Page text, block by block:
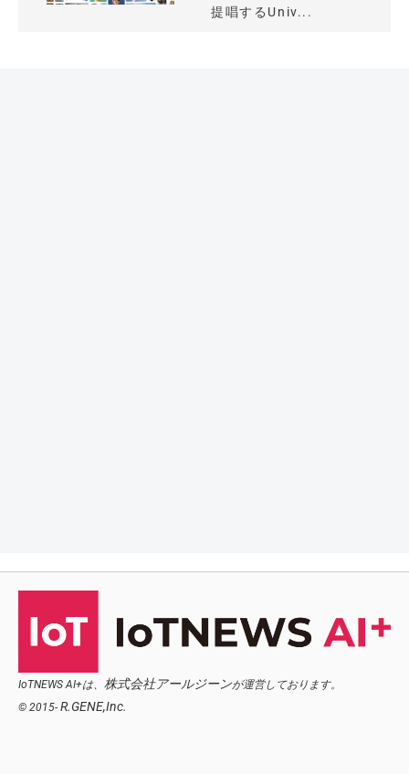
提唱するUniv...
IoTNEWS AI+は、 株式会社アールジーンが運営しております。
© 2015- R.GENE,Inc.